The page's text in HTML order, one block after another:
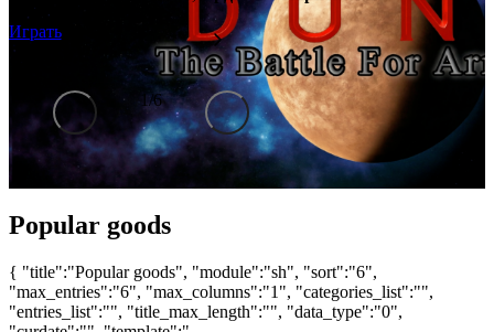
Играть
1/6
Popular goods
{ "title":"Popular goods", "module":"sh", "sort":"6",
"max_entries":"6", "max_columns":"1", "categories_list":"",
"entries_list":"", "title_max_length":"", "data_type":"0",